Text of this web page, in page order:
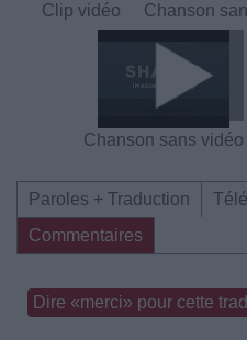
Clip vidéo Chanson
Chanson sans vidéo
Paroles + Traduction
Commentaires
Dire «merci» pour cette